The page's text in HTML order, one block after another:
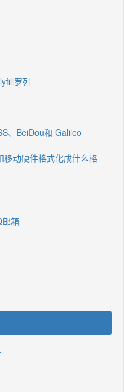
罗列
、BeiDou和 Galileo
移动硬件格式化成什么格
邮箱